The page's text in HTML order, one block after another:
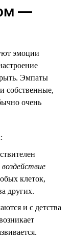
—
эмоции
Эмпаты
собственные,
очень
воздействие
клеток,
других.
и с детства